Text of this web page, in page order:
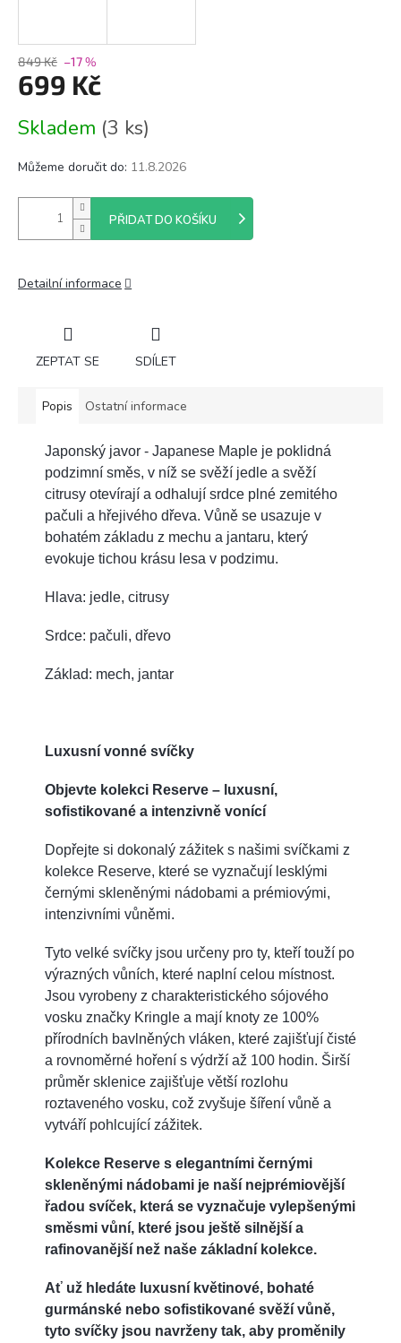
849 Kč –17 %
699 Kč
cena:
Skladem (3 ks)
Můžeme doručit do: 11.8.2026
PŘIDAT DO KOŠÍKU
Detailní informace
ZEPTAT SE SDÍLET
Popis Ostatní informace
Japonský javor - Japanese Maple je poklidná
podzimní směs, v níž se svěží jedle a svěží
citrusy otevírají a odhalují srdce plné zemitého
pačuli a hřejivého dřeva. Vůně se usazuje v
bohatém základu z mechu a jantaru, který
evokuje tichou krásu lesa v podzimu.
Hlava: jedle, citrusy
Srdce: pačuli, dřevo
Základ: mech, jantar
Luxusní vonné svíčky
Objevte kolekci Reserve – luxusní,
sofistikované a intenzivně vonící
Dopřejte si dokonalý zážitek s našimi svíčkami z
kolekce Reserve, které se vyznačují lesklými
černými skleněnými nádobami a prémiovými,
intenzivními vůněmi.
Tyto velké svíčky jsou určeny pro ty, kteří touží po
výrazných vůních, které naplní celou místnost.
Jsou vyrobeny z charakteristického sójového
vosku značky Kringle a mají knoty ze 100%
přírodních bavlněných vláken, které zajišťují čisté
a rovnoměrné hoření s výdrží až 100 hodin. Širší
průměr sklenice zajišťuje větší rozlohu
roztaveného vosku, což zvyšuje šíření vůně a
vytváří pohlcující zážitek.
Kolekce Reserve s elegantními černými
skleněnými nádobami je naší nejprémiovější
řadou svíček, která se vyznačuje vylepšenými
směsmi vůní, které jsou ještě silnější a
rafinovanější než naše základní kolekce.
Ať už hledáte luxusní květinové, bohaté
gurmánské nebo sofistikované svěží vůně,
tyto svíčky jsou navrženy tak, aby proměnily